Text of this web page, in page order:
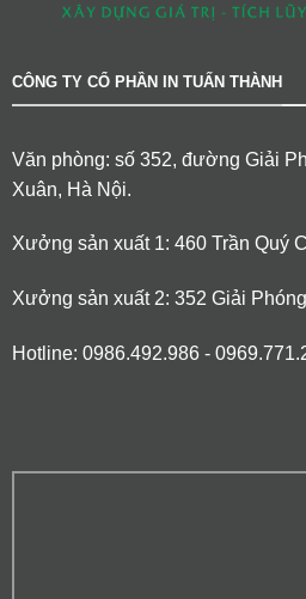
CÔNG TY CỔ PHẦN IN TUẤN THÀNH
Văn phòng: số 352, đường Giải
Xuân, Hà Nội.
Xưởng sản xuất 1: 460 Trần Quý
Xưởng sản xuất 2: 352 Giải
Hotline: 0986.492.986 -